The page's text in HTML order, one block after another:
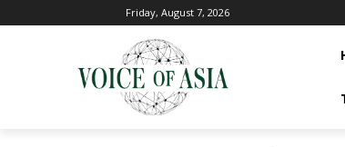
Friday, August 7, 2026